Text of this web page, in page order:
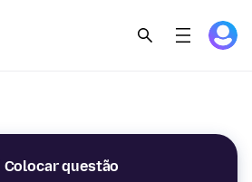
Colocar questão